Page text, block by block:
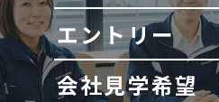
エントリー
会社見学希望